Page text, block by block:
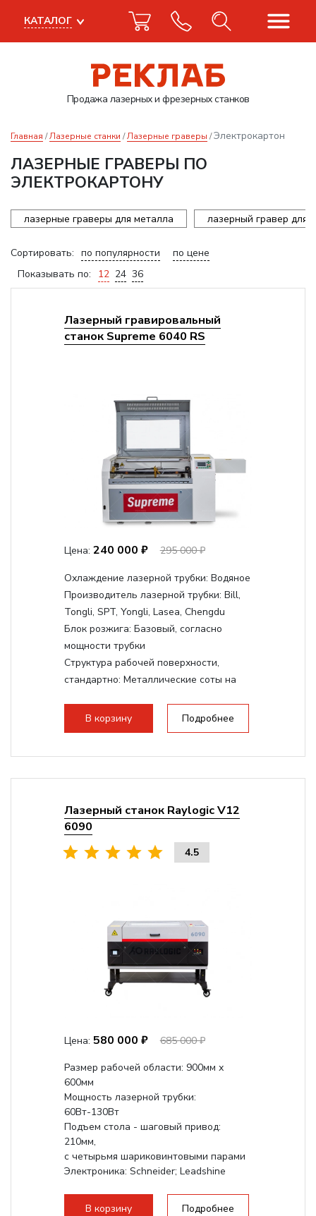
Продажа лазерныхи фрезерных станков
КАТАЛОГ
Главная Лазерные станки Лазерные граверы Электрокартон
ЛАЗЕРНЫЕ ГРАВЕРЫ ПО
ЭЛЕКТРОКАРТОНУ
лазерные граверы для металла лазерный гравер для
Сортировать: по популярности
по цене
Показывать по:
12 24 36
Лазерный гравировальный
станок Supreme 6040 RS
Цена: 240 000 ₽ 295 000 ₽
Охлаждение лазерной трубки: Водяное
Производитель лазерной трубки: Bill,
Tongli, SPT, Yongli, Lasea, Chengdu
Блок розжига: Базовый, согласно
мощности трубки
Структура рабочей поверхности,
стандартно: Металлические соты на
Дисплей:3.5" Цветной TFT LCD
Подъемный стол(ось Z):Винтовой на
20мм, Нижнее отверстие - 200мм
В корзину Подробнее
Лазерный станок Raylogic V12
6090
4.5
Цена: 580 000 ₽
685 000 ₽
Размер рабочей области: 900мм х
600мм
Мощность лазерной трубки:
60Вт-130Вт
Подъем стола - шаговый привод:
210мм,
с четырьмя шариковинтовыми парами
Электроника: Schneider; Leadshine
В корзину Подробнее